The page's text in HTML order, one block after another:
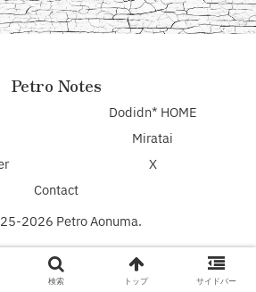
Petro Notes
Dodidn* HOME
Miratai
X
Contact
2026 Petro Aonuma.
検索 トップ サイドバー